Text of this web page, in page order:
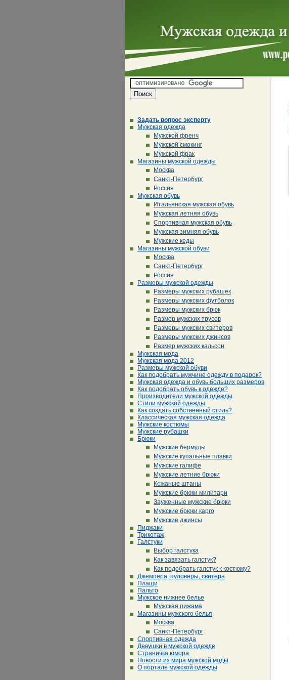
Задать вопрос эксперту
Мужская одежда
Мужской френч
Мужской смокинг
Мужской фрак
Магазины мужской одежды
Москва
Санкт-Петербург
Россия
Мужская обувь
Итальянская мужская обувь
Мужская летняя обувь
Спортивная мужская обувь
Мужская зимняя обувь
Мужские кеды
Магазины мужской обуви
Москва
Санкт-Петербург
Россия
Размеры мужской одежды
Размеры мужских рубашек
Размеры мужских футболок
Размеры мужских брюк
Размер мужских трусов
Размеры мужских свитеров
Размеры мужских джинсов
Размер мужских кальсон
Мужская мода
Мужская мода 2012
Размеры мужской обуви
Как подобрать мужчине одежду в подарок?
Мужская одежда и обувь больших размеров
Как подобрать обувь к одежде?
Производители мужской одежды
Стили мужской одежды
Как создать собственный стиль?
Классическая мужская одежда
Мужские костюмы
Мужские рубашки
Брюки
Мужские бермуды
Мужские купальные плавки
Мужские галифе
Мужские летние брюки
Кожаные штаны
Мужские брюки милитари
Зауженные мужские брюки
Мужские брюки карго
Мужские джинсы
Пиджаки
Трикотаж
Галстуки
Выбор галстука
Как завязать галстук?
Как подобрать галстук к костюму?
Джемпера, пуловеры, свитера
Плащи
Пальто
Мужское нижнее белье
Мужская пижама
Магазины мужского белья
Москва
Санкт-Петербург
Спортивная одежда
Девушки в мужской одежде
Страничка юмора
Новости из мира мужской моды
О портале мужской одежды